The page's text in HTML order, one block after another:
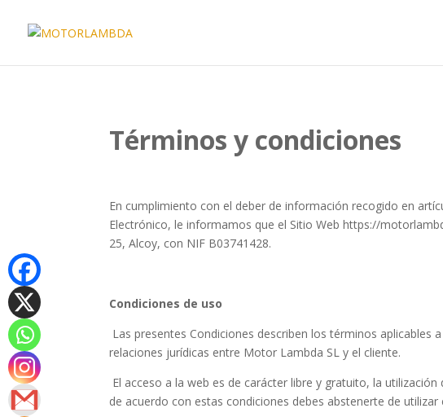
Términos y condiciones ​
En cumplimiento con el deber de información recogido en
Electrónico, le informamos que el Sitio Web https://
25, Alcoy, con NIF B03741428.
Condiciones de uso
Las presentes Condiciones describen los términos
relaciones jurídicas entre Motor Lambda SL y el cliente.
El acceso a la web es de carácter libre y gratuito, la
de acuerdo con estas condiciones debes abstenerte de utilizar